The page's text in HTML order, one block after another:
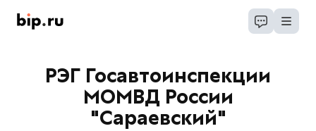
РЭГ Госавтоинспекции
МОМВД России
"Сараевский"